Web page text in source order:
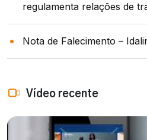
regulamenta relações de
Nota de Falecimento –
Vídeo recente